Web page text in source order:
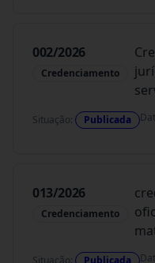
002/2026
Credenciamento
Situação: Publicada
013/2026
Credenciamento
Situação: Publicada